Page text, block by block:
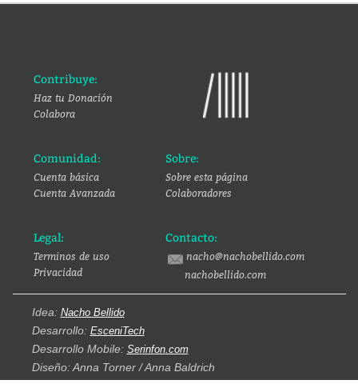
Contribuye:
Haz tu Donación
Colabora
Comunidad:
Cuenta básica
Cuenta Avanzada
Sobre:
Sobre esta página
Colaboradores
Legal:
Terminos de uso
Privacidad
Contacto:
nacho@nachobellido.com
nachobellido.com
Idea: Nacho Bellido
Desarrollo: EsceniTech
Desarrollo Mobile: Serinfon.com
Diseño: Anna Torner / Anna Baldrich